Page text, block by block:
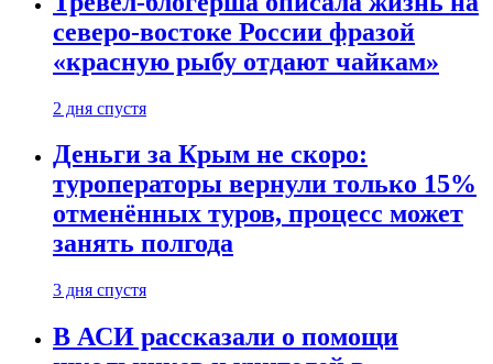
северо-востоке России фразой
«красную рыбу отдают чайкам»
2 дня спустя
Деньги за Крым не скоро:
туроператоры вернули только 15%
отменённых туров, процесс может
занять полгода
3 дня спустя
В АСИ рассказали о помощи